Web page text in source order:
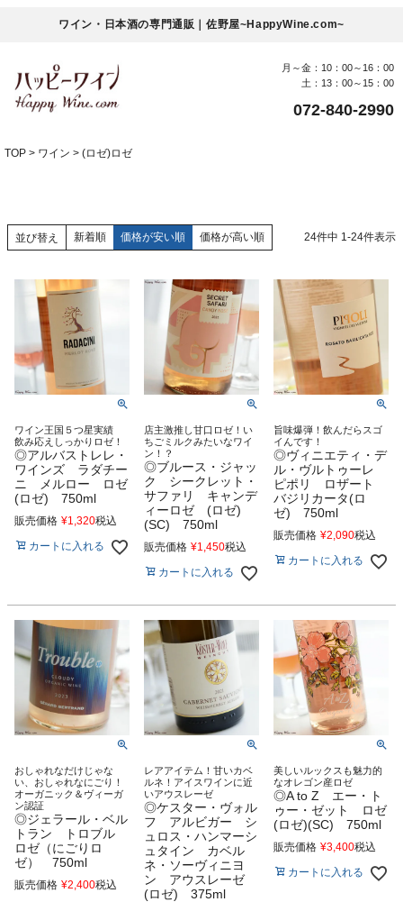
ワイン・日本酒の専門通販｜佐野屋~HappyWine.com~
月～金：10：00～16：00
土：13：00～15：00
072-840-2990
TOP ワイン (ロゼ)ロゼ
並び替え 新着順 価格が安い順 価格が高い順 24件中 1-24件表示
ワイン王国５つ星実績
飲み応えしっかりロゼ！
◎アルバストレレ・
ワインズ ラダチー
ニ メルロー ロゼ
(ロゼ) 750ml
販売価格 ¥1,320税込
カートに入れる
店主激推し甘口ロゼ！い
ちごミルクみたいなワイ
ン！？
◎ブルース・ジャッ
ク シークレット・
サファリ キャンデ
ィーロゼ (ロゼ)
(SC) 750ml
販売価格 ¥1,450税込
カートに入れる
旨味爆弾！飲んだらスゴ
イんです！
◎ヴィニエティ・デ
ル・ヴルトゥーレ
ピポリ ロザート
バジリカータ(ロ
ゼ) 750ml
販売価格 ¥2,090税込
カートに入れる
おしゃれなだけじゃな
い、おしゃれなにごり！
オーガニック＆ヴィーガ
ン認証
◎ジェラール・ベル
トラン トロブル
ロゼ（にごりロ
ゼ） 750ml
販売価格 ¥2,400税込
レアアイテム！甘いカベ
ルネ！アイスワインに近
いアウスレーゼ
◎ケスター・ヴォル
フ アルビガー シ
ュロス・ハンマーシ
ュタイン カベル
ネ・ソーヴィニヨ
ン アウスレーゼ
(ロゼ) 375ml
美しいルックスも魅力的
なオレゴン産ロゼ
◎A to Z エー・ト
ゥー・ゼット ロゼ
(ロゼ)(SC) 750ml
販売価格 ¥3,400税込
カートに入れる